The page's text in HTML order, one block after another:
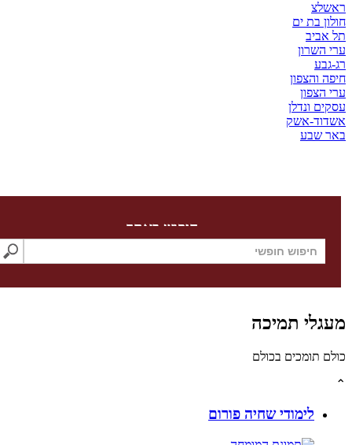
בת ים
ונדלן
אשק
חיפוש באתר
תמיכה
בכולם
לימודי שחיה פורום